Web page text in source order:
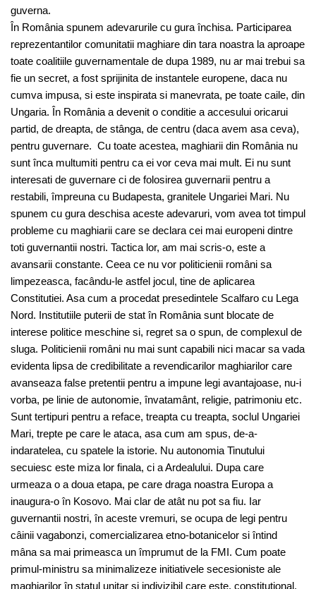
guverna.
În România spunem adevarurile cu gura închisa. Participarea
reprezentantilor comunitatii maghiare din tara noastra la aproape
toate coalitiile guvernamentale de dupa 1989, nu ar mai trebui sa
fie un secret, a fost sprijinita de instantele europene, daca nu
cumva impusa, si este inspirata si manevrata, pe toate caile, din
Ungaria. În România a devenit o conditie a accesului oricarui
partid, de dreapta, de stânga, de centru (daca avem asa ceva),
pentru guvernare. Cu toate acestea, maghiarii din România nu
sunt înca multumiti pentru ca ei vor ceva mai mult. Ei nu sunt
interesati de guvernare ci de folosirea guvernarii pentru a
restabili, împreuna cu Budapesta, granitele Ungariei Mari. Nu
spunem cu gura deschisa aceste adevaruri, vom avea tot timpul
probleme cu maghiarii care se declara cei mai europeni dintre
toti guvernantii nostri. Tactica lor, am mai scris-o, este a
avansarii constante. Ceea ce nu vor politicienii români sa
limpezeasca, facându-le astfel jocul, tine de aplicarea
Constitutiei. Asa cum a procedat presedintele Scalfaro cu Lega
Nord. Institutiile puterii de stat în România sunt blocate de
interese politice meschine si, regret sa o spun, de complexul de
sluga. Politicienii români nu mai sunt capabili nici macar sa vada
evidenta lipsa de credibilitate a revendicarilor maghiarilor care
avanseaza false pretentii pentru a impune legi avantajoase, nu-i
vorba, pe linie de autonomie, învatamânt, religie, patrimoniu etc.
Sunt tertipuri pentru a reface, treapta cu treapta, soclul Ungariei
Mari, trepte pe care le ataca, asa cum am spus, de-a-
indaratelea, cu spatele la istorie. Nu autonomia Tinutului
secuiesc este miza lor finala, ci a Ardealului. Dupa care
urmeaza o a doua etapa, pe care draga noastra Europa a
inaugura-o în Kosovo. Mai clar de atât nu pot sa fiu. Iar
guvernantii nostri, în aceste vremuri, se ocupa de legi pentru
câinii vagabonzi, comercializarea etno-botanicelor si întind
mâna sa mai primeasca un împrumut de la FMI. Cum poate
primul-ministru sa minimalizeze initiativele secesioniste ale
maghiarilor în statul unitar si indivizibil care este, constitutional,